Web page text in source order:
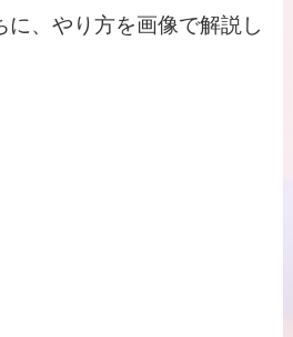
に、やり方を画像で解説し